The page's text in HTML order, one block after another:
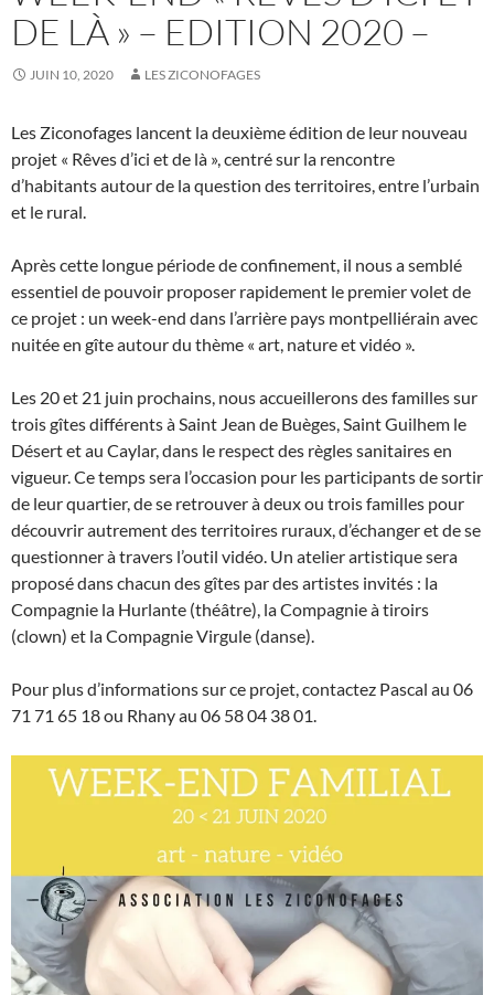
DE LÀ » – EDITION 2020 –
JUIN 10, 2020 LES ZICONOFAGES
Les Ziconofages lancent la deuxième édition de leur nouveau
projet « Rêves d’ici et de là », centré sur la rencontre
d’habitants autour de la question des territoires, entre l’urbain
et le rural.
Après cette longue période de confinement, il nous a semblé
essentiel de pouvoir proposer rapidement le premier volet de
ce projet : un week-end dans l’arrière pays montpelliérain avec
nuitée en gîte autour du thème « art, nature et vidéo ».
Les 20 et 21 juin prochains, nous accueillerons des familles sur
trois gîtes différents à Saint Jean de Buèges, Saint Guilhem le
Désert et au Caylar, dans le respect des règles sanitaires en
vigueur. Ce temps sera l’occasion pour les participants de sortir
de leur quartier, de se retrouver à deux ou trois familles pour
découvrir autrement des territoires ruraux, d’échanger et de se
questionner à travers l’outil vidéo. Un atelier artistique sera
proposé dans chacun des gîtes par des artistes invités : la
Compagnie la Hurlante (théâtre), la Compagnie à tiroirs
(clown) et la Compagnie Virgule (danse).
Pour plus d’informations sur ce projet, contactez Pascal au 06
71 71 65 18 ou Rhany au 06 58 04 38 01.